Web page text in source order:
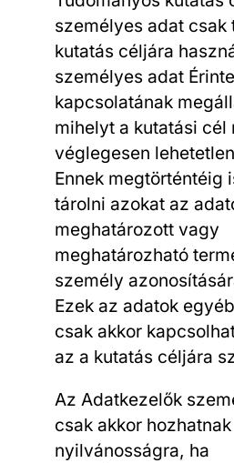
személyes adat csak
kutatás céljára
személyes adat
kapcsolatának
mihelyt a kutatási cél
véglegesen
Ennek megtörténtéig
tárolni azokat az
meghatározott vagy
meghatározható
személy
Ezek az adatok
csak akkor
az a kutatás céljára
Az Adatkezelők
csak akkor hozhatnak
nyilvánosságra, ha